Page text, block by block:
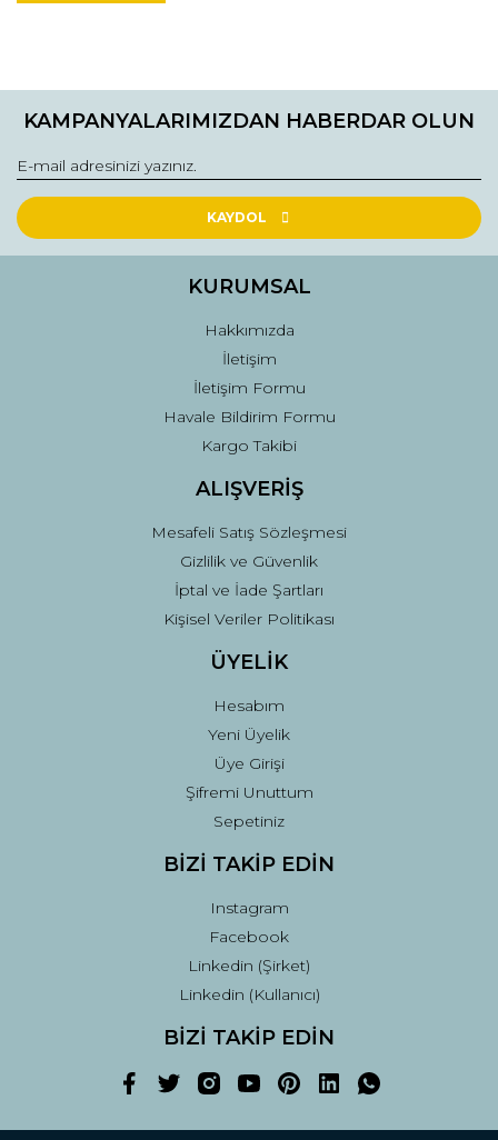
konularda yetersiz gördüğünüz noktaları öneri formunu
Görüş ve önerileriniz için teşekkür ederiz.
Ürün resmi kalitesiz, bozuk veya görüntülenemiyor.
Ürün açıklamasında eksik bilgiler bulunuyor.
Ürün fiyatı diğer sitelerden daha pahalı.
Gönder
KAMPANYALARIMIZDAN HABERDAR OLUN
KAYDOL
KURUMSAL
Hakkımızda
İletişim
İletişim Formu
Havale Bildirim Formu
Kargo Takibi
ALIŞVERİŞ
Mesafeli Satış Sözleşmesi
Gizlilik ve Güvenlik
İptal ve İade Şartları
Kişisel Veriler Politikası
ÜYELİK
Hesabım
Yeni Üyelik
Üye Girişi
Şifremi Unuttum
Sepetiniz
BİZİ TAKİP EDİN
Instagram
Facebook
Linkedin (Şirket)
Linkedin (Kullanıcı)
BİZİ TAKİP EDİN